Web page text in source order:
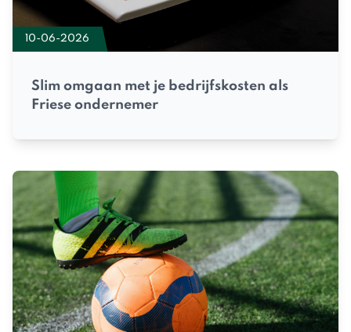
10-06-2026
Slim omgaan met je bedrijfskosten als
Friese ondernemer